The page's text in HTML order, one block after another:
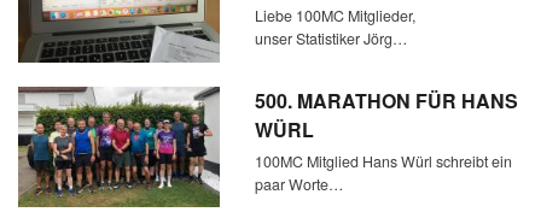
Liebe 100MC Mitglieder,
unser Statistiker Jörg…
500. MARATHON FÜR HANS
WÜRL
100MC Mitglied Hans Würl schreibt ein
paar Worte…